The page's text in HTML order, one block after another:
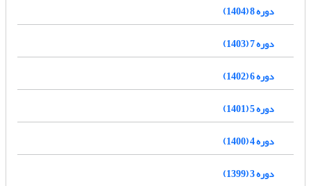
دوره 8 (1404)
دوره 7 (1403)
دوره 6 (1402)
دوره 5 (1401)
دوره 4 (1400)
دوره 3 (1399)